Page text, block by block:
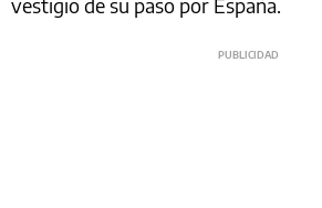
vestigio de su paso por España.